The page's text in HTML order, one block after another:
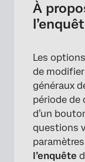
À
Les
de
généraux
période de
d’un
questions
l’enquête